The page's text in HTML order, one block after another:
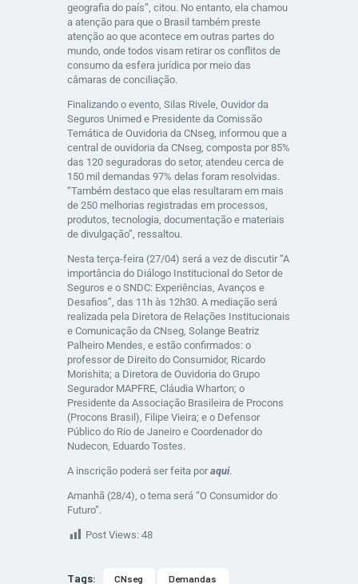
geografia do país”, citou. No entanto, ela chamou
a atenção para que o Brasil também preste
atenção ao que acontece em outras partes do
mundo, onde todos visam retirar os conflitos de
consumo da esfera jurídica por meio das
câmaras de conciliação.
Finalizando o evento, Silas Rivele, Ouvidor da
Seguros Unimed e Presidente da Comissão
Temática de Ouvidoria da CNseg, informou que a
central de ouvidoria da CNseg, composta por 85%
das 120 seguradoras do setor, atendeu cerca de
150 mil demandas 97% delas foram resolvidas.
“Também destaco que elas resultaram em mais
de 250 melhorias registradas em processos,
produtos, tecnologia, documentação e materiais
de divulgação”, ressaltou.
Nesta terça-feira (27/04) será a vez de discutir “A
importância do Diálogo Institucional do Setor de
Seguros e o SNDC: Experiências, Avanços e
Desafios”, das 11h às 12h30. A mediação será
realizada pela Diretora de Relações Institucionais
e Comunicação da CNseg, Solange Beatriz
Palheiro Mendes, e estão confirmados: o
professor de Direito do Consumidor, Ricardo
Morishita; a Diretora de Ouvidoria do Grupo
Segurador MAPFRE, Cláudia Wharton; o
Presidente da Associação Brasileira de Procons
(Procons Brasil), Filipe Vieira; e o Defensor
Público do Rio de Janeiro e Coordenador do
Nudecon, Eduardo Tostes.
A inscrição poderá ser feita poraqui.
Amanhã (28/4), o tema será “O Consumidor do
Futuro”.
Post Views: 48
Tags: CNseg Demandas